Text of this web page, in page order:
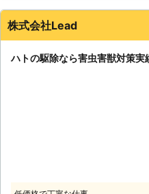
株式会社Lead
ハトの駆除なら害虫害獣対策実